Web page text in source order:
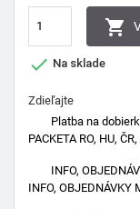

 Na sklade
Zdieľajte
Platba na
PACKETA RO, HU,
INFO,
INFO, OBJEDNÁVKY